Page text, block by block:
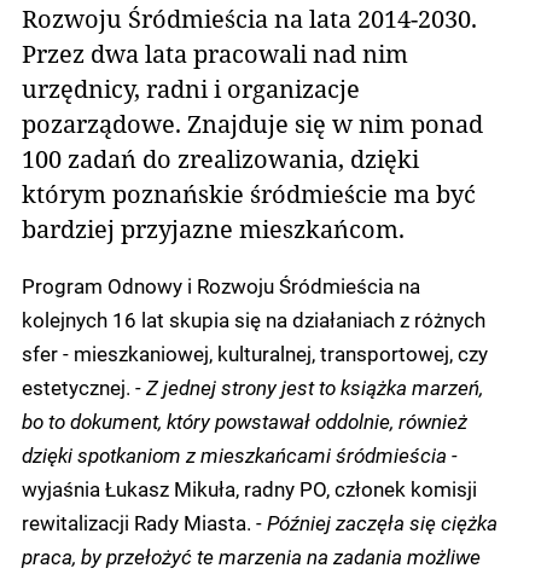
Rozwoju Śródmieścia na lata 2014-2030.
Przez dwa lata pracowali nad nim
urzędnicy, radni i organizacje
pozarządowe. Znajduje się w nim ponad
100 zadań do zrealizowania, dzięki
którym poznańskie śródmieście ma być
bardziej przyjazne mieszkańcom.
Program Odnowy i Rozwoju Śródmieścia na
kolejnych 16 lat skupia się na działaniach z różnych
sfer - mieszkaniowej, kulturalnej, transportowej, czy
estetycznej. - Z jednej strony jest to książka marzeń,
bo to dokument, który powstawał oddolnie, również
dzięki spotkaniom z mieszkańcami śródmieścia -
wyjaśnia Łukasz Mikuła, radny PO, członek komisji
rewitalizacji Rady Miasta. - Później zaczęła się ciężka
praca, by przełożyć te marzenia na zadania możliwe